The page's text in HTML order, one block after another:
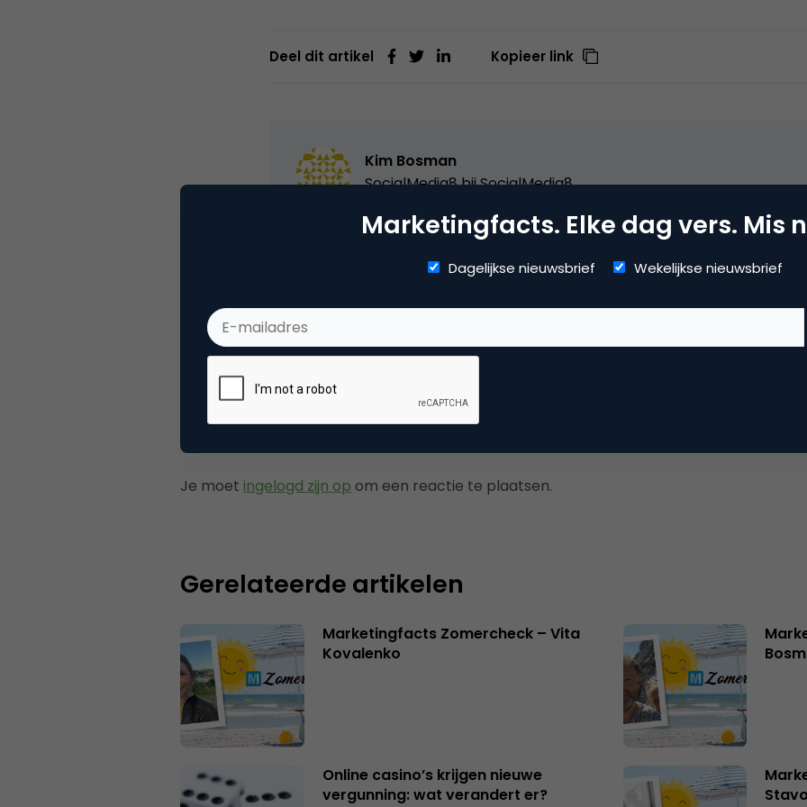
Deel dit artikel Kopieer link
Kim Bosman
SocialMedia8 bijSocialMedia8
Tags online video
Plaats reactie
Je moet ingelogd zijn op om een reactie te plaatsen.
Gerelateerde artikelen
Marketingfacts Zomercheck – Vita
Kovalenko
Online casino’s krijgen nieuwe
vergunning: wat verandert er?
Marketingfacts. Elke dag vers. Mis
Dagelijkse nieuwsbrief Wekelijkse nieuwsbrief